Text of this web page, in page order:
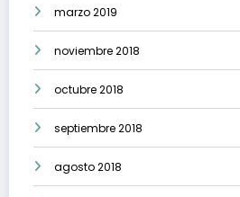
marzo 2019
noviembre 2018
octubre 2018
septiembre 2018
agosto 2018